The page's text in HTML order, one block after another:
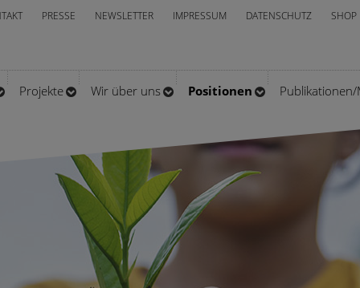
PRESSE NEWSLETTER IMPRESSUM DATENSCHUTZ SHOP
Projekte Wir über uns Positionen